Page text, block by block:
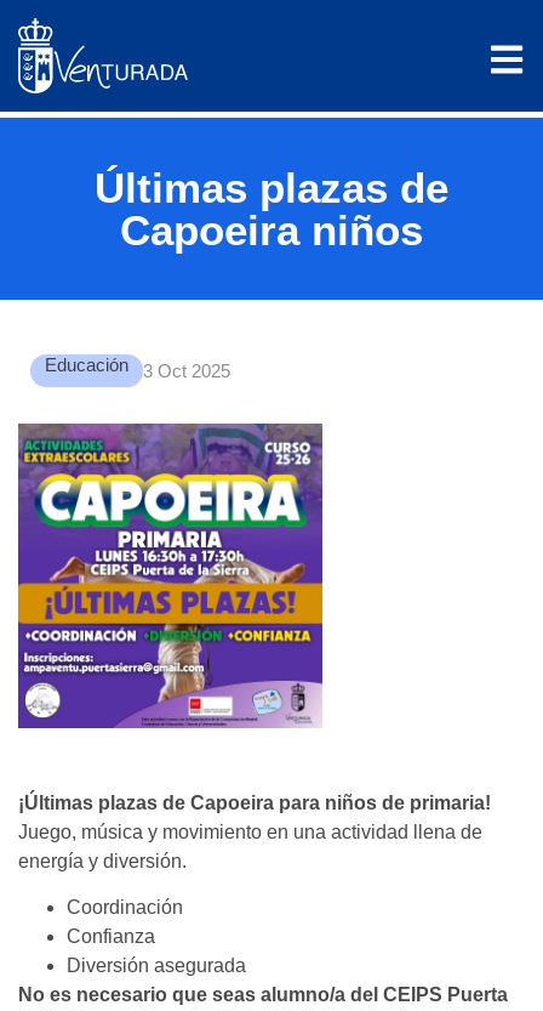
Últimas plazas de
Capoeira niños
Educación 3 Oct 2025
¡Últimas plazas de Capoeira para niños de primaria!
Juego, música y movimiento en una actividad llena de
energía y diversión.
Coordinación
Confianza
Diversión asegurada
No es necesario que seas alumno/a del CEIPS Puerta